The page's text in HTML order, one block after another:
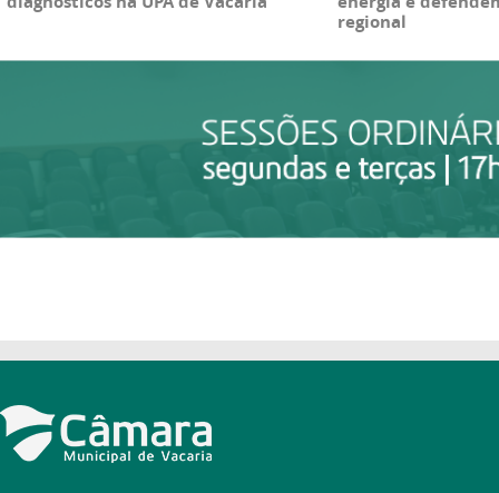
regional